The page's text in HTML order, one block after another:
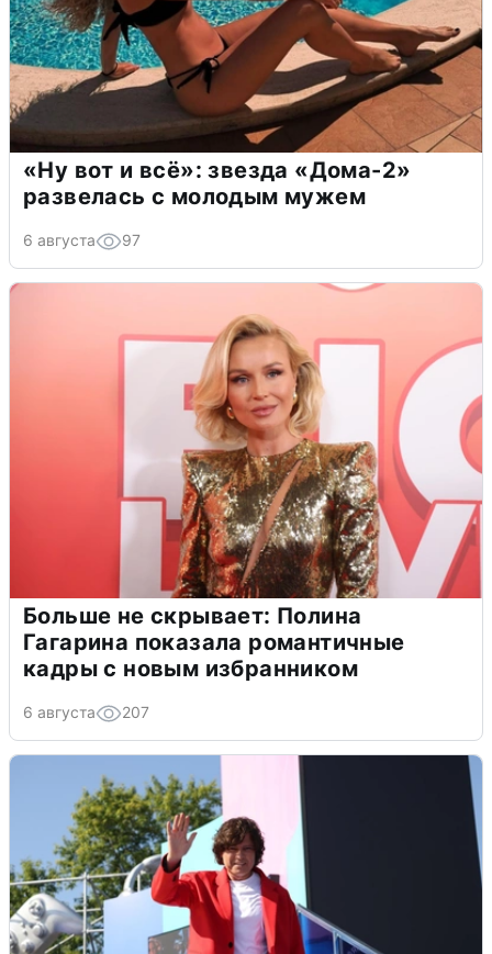
«Ну вот и всё»: звезда «Дома-2»
развелась с молодым мужем
6 августа 97
Больше не скрывает: Полина
Гагарина показала романтичные
кадры с новым избранником
6 августа 207